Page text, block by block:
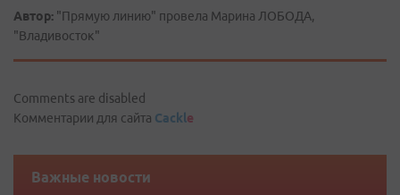
Автор: "Прямую линию" провела Марина ЛОБОДА,
"Владивосток"
Comments are disabled
Комментарии для сайта Cackle
Важные новости